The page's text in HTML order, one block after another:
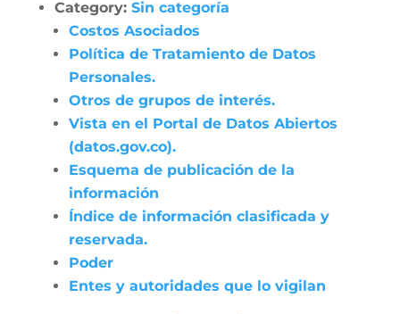
Category: Sin categoría
Costos Asociados
Política de Tratamiento de Datos
Personales.
Otros de grupos de interés.
Vista en el Portal de Datos Abiertos
(datos.gov.co).
Esquema de publicación de la
información
Índice de información clasificada y
reservada.
Poder
Entes y autoridades que lo vigilan